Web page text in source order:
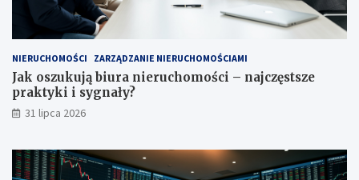
NIERUCHOMOŚCI ZARZĄDZANIE NIERUCHOMOŚCIAMI
Jak oszukują biura nieruchomości – najczęstsze
praktyki i sygnały?
31 lipca 2026